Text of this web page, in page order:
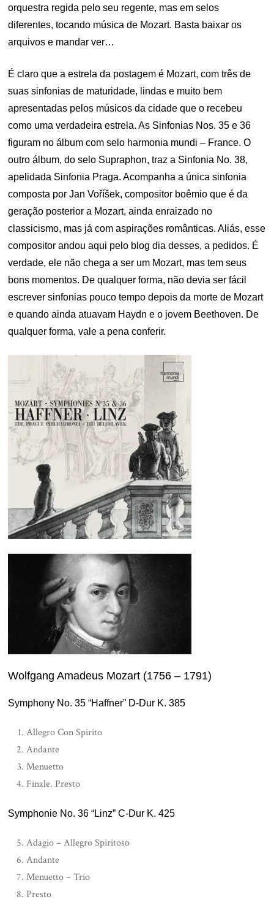
orquestra regida pelo seu regente, mas em selos
diferentes, tocando música de Mozart. Basta baixar os
arquivos e mandar ver…
É claro que a estrela da postagem é Mozart, com três de
suas sinfonias de maturidade, lindas e muito bem
apresentadas pelos músicos da cidade que o recebeu
como uma verdadeira estrela. As Sinfonias Nos. 35 e 36
figuram no álbum com selo harmonia mundi – France. O
outro álbum, do selo Supraphon, traz a Sinfonia No. 38,
apelidada Sinfonia Praga. Acompanha a única sinfonia
composta por Jan Voříšek, compositor boêmio que é da
geração posterior a Mozart, ainda enraizado no
classicismo, mas já com aspirações românticas. Aliás, esse
compositor andou aqui pelo blog dia desses, a pedidos. É
verdade, ele não chega a ser um Mozart, mas tem seus
bons momentos. De qualquer forma, não devia ser fácil
escrever sinfonias pouco tempo depois da morte de Mozart
e quando ainda atuavam Haydn e o jovem Beethoven. De
qualquer forma, vale a pena conferir.
Wolfgang Amadeus Mozart (1756 – 1791)
Symphony No. 35 “Haffner” D-Dur K. 385
Allegro Con Spirito
Andante
Menuetto
Finale. Presto
Symphonie No. 36 “Linz” C-Dur K. 425
Adagio – Allegro Spiritoso
Andante
Menuetto – Trio
Presto